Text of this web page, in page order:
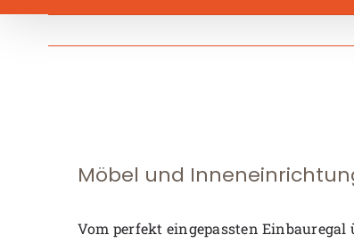
Möbel und
Vom perfekt eingepassten